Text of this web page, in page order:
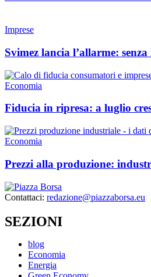
Imprese
Svimez lancia l’allarme:
Economia
Fiducia in ripresa: a luglio
Economia
Prezzi alla produzione:
Contattaci: redazione@piazzaborsa.eu
SEZIONI
blog
Economia
Energia